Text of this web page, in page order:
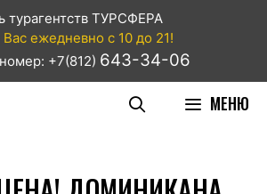
турагентств ТУРСФЕРА
ежедневно с 10 до 21!
+7(812) 643-34-06
МЕНЮ